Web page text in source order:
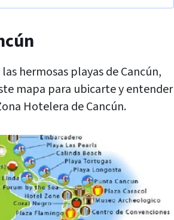
hermosas playas de Cancún,
mapa para ubicarte y entender
Hotelera de Cancún.